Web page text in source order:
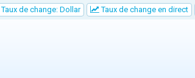
Taux de change: Dollar Taux de change en direct